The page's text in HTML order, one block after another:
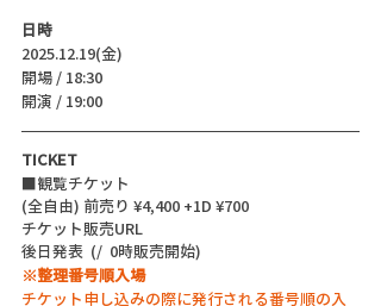
日時
2025.12.19(金)
開場 / 18:30
開演 / 19:00
TICKET
■観覧チケット
(全自由) 前売り ¥4,400 +1D ¥700
チケット販売URL
後日発表  (/  0時販売開始)
※整理番号順入場
チケット申し込みの際に発行される番号順の入